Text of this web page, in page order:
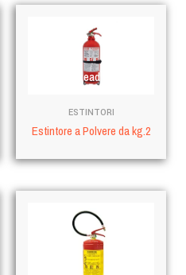
Read more
ESTINTORI
Estintore a Polvere da kg.2